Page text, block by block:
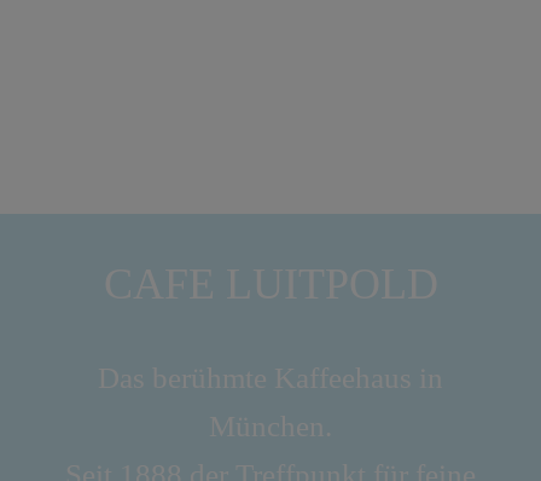
CAFE LUITPOLD
Das berühmte Kaffeehaus in
München.
Seit 1888 der Treffpunkt für feine